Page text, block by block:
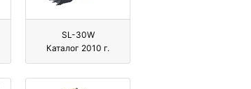
SL-30W
Каталог 2010 г.